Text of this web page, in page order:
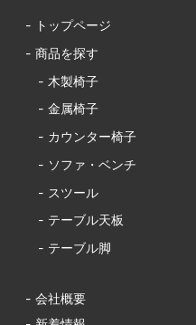
- トップページ
- 商品を探す
- 木製椅子
- 金属椅子
- カウンター椅子
- ソファ・ベンチ
- スツール
- テーブル天板
- テーブル脚
- 会社概要